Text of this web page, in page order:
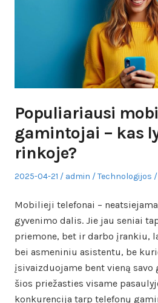
Populiariausi
gamintojai – kas
rinkoje?
Posted
2025-04-21 Author
admin
Posted
Technologijos
Mobilieji telefonai –
gyvenimo dalis. Jie jau seniai
priemone, bet ir darbo įrankiu,
bei asmeniniu asistentu, be
įsivaizduojame bent vieną savo
šios priežasties visame
konkurencija tarp telefonų